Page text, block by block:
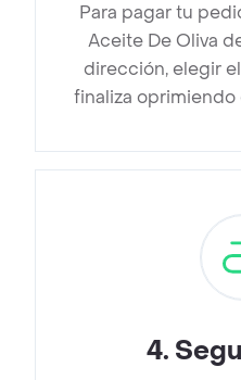
Para pagar tu
Aceite De Oliva
dirección, elegir
finaliza oprimiendo
4.